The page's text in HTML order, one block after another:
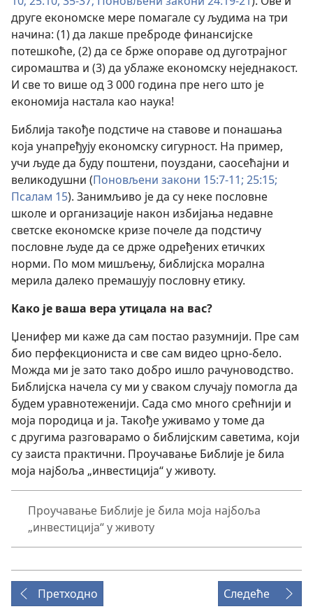
друге економске мере помагале су људима на три
начина: (1) да лакше преброде финансијске
потешкоће, (2) да се брже опораве од дуготрајног
сиромаштва и (3) да ублаже економску неједнакост.
И све то више од 3 000 година пре него што је
економија настала као наука!
Библија такође подстиче на ставове и понашања
која унапређују економску сигурност. На пример,
учи људе да буду поштени, поуздани, саосећајни и
великодушни (Поновљени закони 15:7-11; 25:15;
Псалам 15). Занимљиво је да су неке пословне
школе и организације након избијања недавне
светске економске кризе почеле да подстичу
пословне људе да се држе одређених етичких
норми. По мом мишљењу, библијска морална
мерила далеко премашују пословну етику.
Како је ваша вера утицала на вас?
Џенифер ми каже да сам постао разумнији. Пре сам
био перфекциониста и све сам видео црно-бело.
Можда ми је зато тако добро ишло рачуноводство.
Библијска начела су ми у сваком случају помогла да
будем уравнотеженији. Сада смо много срећнији и
моја породица и ја. Такође уживамо у томе да
с другима разговарамо о библијским саветима, који
су заиста практични. Проучавање Библије је била
моја најбоља „инвестиција“ у животу.
Проучавање Библије је била моја најбоља
„инвестиција“ у животу
Претходно Следеће